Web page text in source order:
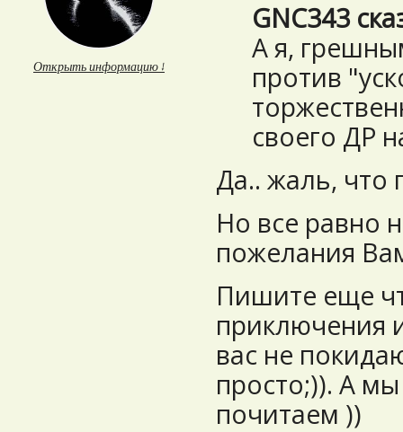
Открыть информацию ↓
GNC343
А я,
против
своего ДР
Да.. жаль, что
Но все равно
пожелания
Пишите еще
приключения
вас не
просто;)). А
почитаем ))